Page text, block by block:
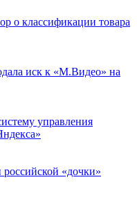
о классификации товара
иск к «М.Видео» на
управления
«дочки»